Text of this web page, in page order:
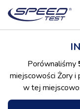
Porównaliśmy
miejscowości Żory i
w tej